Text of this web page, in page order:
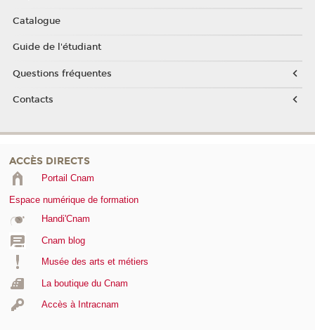
Catalogue
Guide de l'étudiant
Questions fréquentes
Contacts
ACCÈS DIRECTS
Portail Cnam
Espace numérique de formation
Handi'Cnam
Cnam blog
Musée des arts et métiers
La boutique du Cnam
Accès à Intracnam